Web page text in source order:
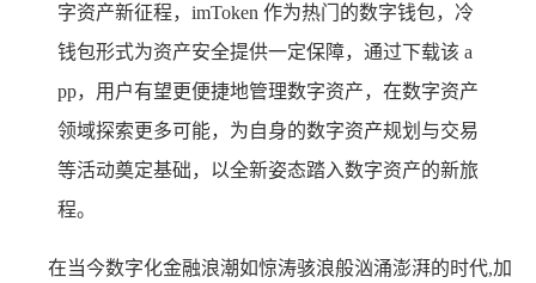
字资产新征程，imToken 作为热门的数字钱包，冷
钱包形式为资产安全提供一定保障，通过下载该 a
pp，用户有望更便捷地管理数字资产，在数字资产
领域探索更多可能，为自身的数字资产规划与交易
等活动奠定基础，以全新姿态踏入数字资产的新旅
程。
在当今数字化金融浪潮如惊涛骇浪般汹涌澎湃的时代,加